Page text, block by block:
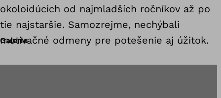
okoloidúcich od najmladších ročníkov až po
tie najstaršie. Samozrejme, nechýbali
motivačné odmeny pre potešenie aj úžitok.
Galerie